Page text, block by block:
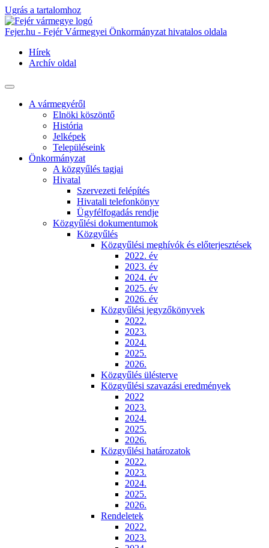
Ugrás a tartalomhoz
Fejer.hu - Fejér Vármegyei Önkormányzat hivatalos oldala
Hírek
Archív oldal
A vármegyéről
Elnöki köszöntő
História
Jelképek
Településeink
Önkormányzat
A közgyűlés tagjai
Hivatal
Szervezeti felépítés
Hivatali telefonkönyv
Ügyfélfogadás rendje
Közgyűlési dokumentumok
Közgyűlés
Közgyűlési meghívók és előterjesztések
2022. év
2023. év
2024. év
2025. év
2026. év
Közgyűlési jegyzőkönyvek
2022.
2023.
2024.
2025.
2026.
Közgyűlés ülésterve
Közgyűlési szavazási eredmények
2022
2023.
2024.
2025.
2026.
Közgyűlési határozatok
2022.
2023.
2024.
2025.
2026.
Rendeletek
2022.
2023.